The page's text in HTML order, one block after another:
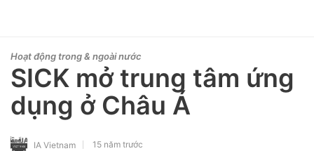
Hoạt động trong & ngoài nước
SICK mở trung tâm ứng
dụng ở Châu Á
IA Vietnam 15 năm trước